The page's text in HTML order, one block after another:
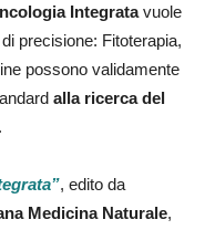
Integratavuole
precisione: Fitoterapia,
possono validamente
alla ricerca del
.
, edito da
Medicina Naturale,